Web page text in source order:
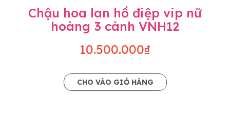
Chậu hoa lan hồ điệp vip nữ
hoàng 3 cành VNH12
10.500.000₫
CHO VÀO GIỎ HÀNG